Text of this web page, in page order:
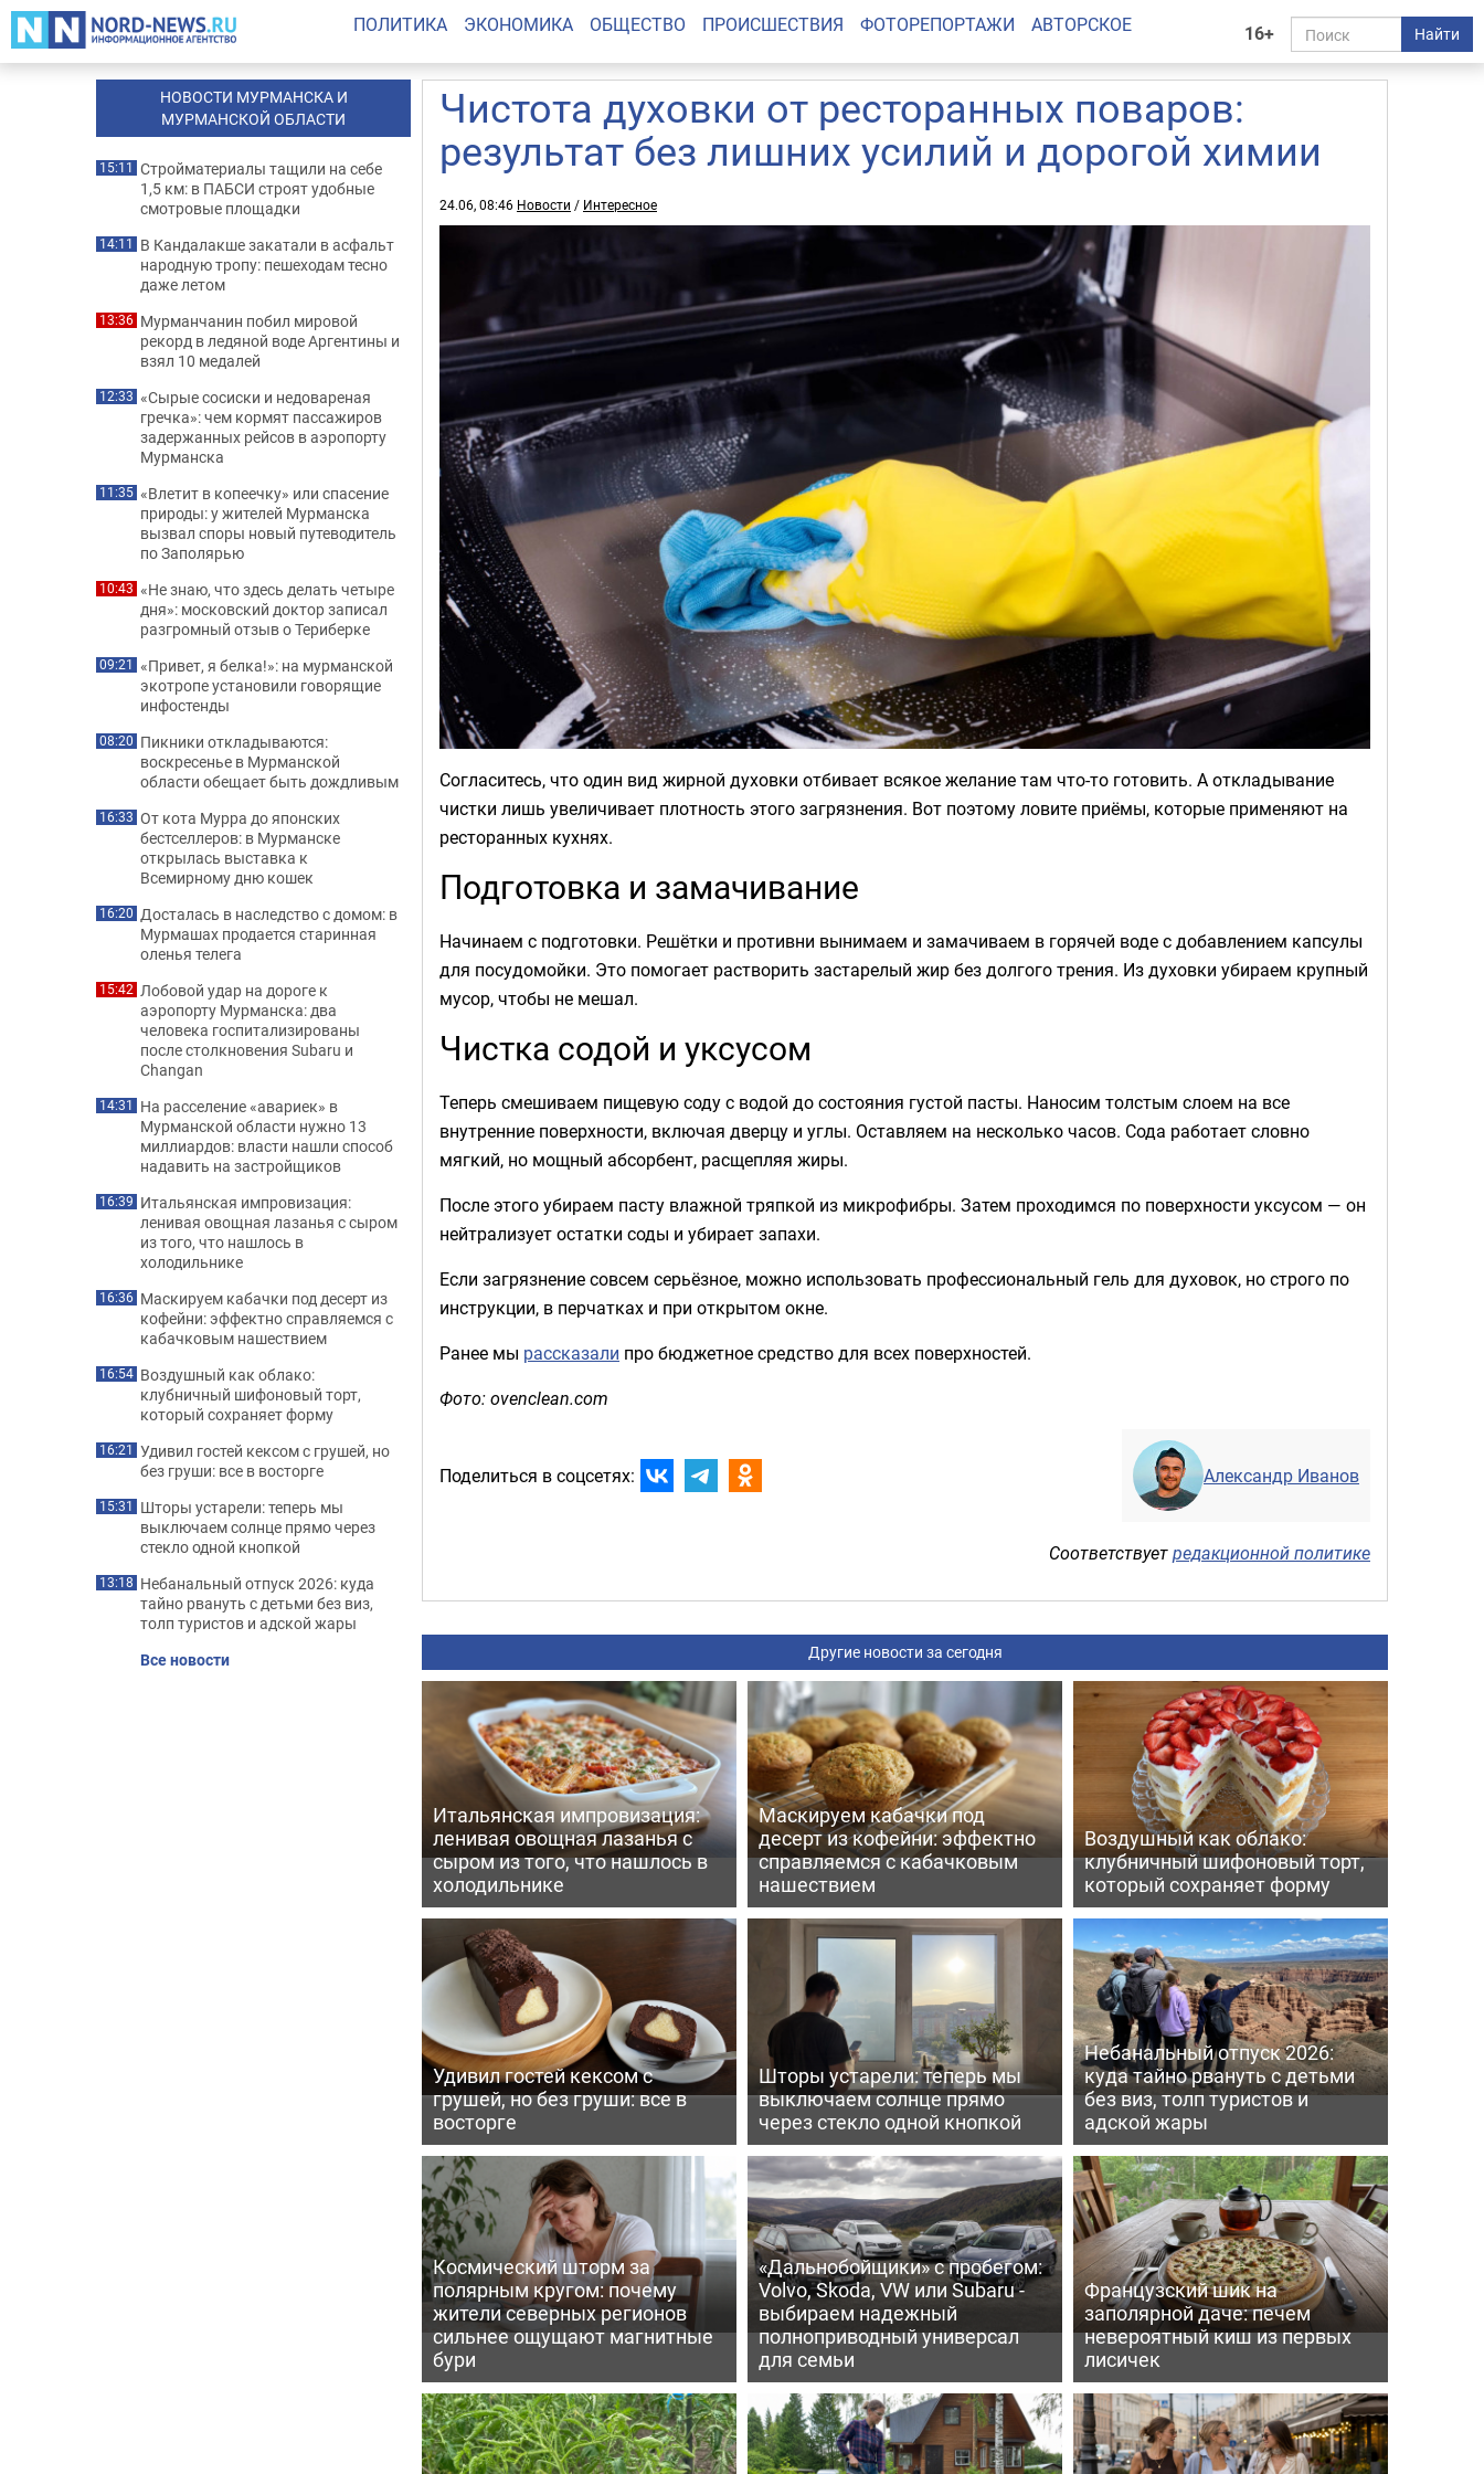
16+ Найти
ПОЛИТИКА ЭКОНОМИКА ОБЩЕСТВО ПРОИСШЕСТВИЯ ФОТОРЕПОРТАЖИ АВТОРСКОЕ
Чистота духовки от ресторанных поваров:
результат без лишних усилий и дорогой химии
24.06, 08:46 Новости / Интересное
Согласитесь, что один вид жирной духовки отбивает всякое желание там что-то готовить. А откладывание
чистки лишь увеличивает плотность этого загрязнения. Вот поэтому ловите приёмы, которые применяют на
ресторанных кухнях.
Подготовка и замачивание
Начинаем с подготовки. Решётки и противни вынимаем и замачиваем в горячей воде с добавлением капсулы
для посудомойки. Это помогает растворить застарелый жир без долгого трения. Из духовки убираем крупный
мусор, чтобы не мешал.
Чистка содой и уксусом
Теперь смешиваем пищевую соду с водой до состояния густой пасты. Наносим толстым слоем на все
внутренние поверхности, включая дверцу и углы. Оставляем на несколько часов. Сода работает словно
мягкий, но мощный абсорбент, расщепляя жиры.
После этого убираем пасту влажной тряпкой из микрофибры. Затем проходимся по поверхности уксусом — он
нейтрализует остатки соды и убирает запахи.
Если загрязнение совсем серьёзное, можно использовать профессиональный гель для духовок, но строго по
инструкции, в перчатках и при открытом окне.
Ранее мы рассказали про бюджетное средство для всех поверхностей.
Фото: ovenclean.com
Поделиться в соцсетях: Александр Иванов
Соответствуетредакционной политике
Другие новости за сегодня
Итальянская импровизация:
ленивая овощная лазанья с
сыром из того, что нашлось в
холодильнике
Маскируем кабачки под
десерт из кофейни: эффектно
справляемся с кабачковым
нашествием
Воздушный как облако:
клубничный шифоновый торт,
который сохраняет форму
Удивил гостей кексом с
грушей, но без груши: все в
восторге
Шторы устарели: теперь мы
выключаем солнце прямо
через стекло одной кнопкой
Небанальный отпуск 2026:
куда тайно рвануть с детьми
без виз, толп туристов и
адской жары
Космический шторм за
полярным кругом: почему
жители северных регионов
сильнее ощущают магнитные
бури
«Дальнобойщики» с пробегом:
Volvo, Skoda, VW или Subaru -
выбираем надежный
полноприводный универсал
для семьи
Французский шик на
заполярной даче: печем
невероятный киш из первых
лисичек
НОВОСТИ МУРМАНСКА И
МУРМАНСКОЙ ОБЛАСТИ
15:11 Стройматериалы тащили на себе
1,5 км: в ПАБСИ строят удобные
смотровые площадки
14:11 В Кандалакше закатали в асфальт
народную тропу: пешеходам тесно
даже летом
13:36 Мурманчанин побил мировой
рекорд в ледяной воде Аргентины и
взял 10 медалей
12:33 «Сырые сосиски и недовареная
гречка»: чем кормят пассажиров
задержанных рейсов в аэропорту
Мурманска
11:35 «Влетит в копеечку» или спасение
природы: у жителей Мурманска
вызвал споры новый путеводитель
по Заполярью
10:43 «Не знаю, что здесь делать четыре
дня»: московский доктор записал
разгромный отзыв о Териберке
09:21 «Привет, я белка!»: на мурманской
экотропе установили говорящие
инфостенды
08:20 Пикники откладываются:
воскресенье в Мурманской
области обещает быть дождливым
16:33 От кота Мурра до японских
бестселлеров: в Мурманске
открылась выставка к
Всемирному дню кошек
16:20 Досталась в наследство с домом: в
Мурмашах продается старинная
оленья телега
15:42 Лобовой удар на дороге к
аэропорту Мурманска: два
человека госпитализированы
после столкновения Subaru и
Changan
14:31 На расселение «авариек» в
Мурманской области нужно 13
миллиардов: власти нашли способ
надавить на застройщиков
16:39 Итальянская импровизация:
ленивая овощная лазанья с сыром
из того, что нашлось в
холодильнике
16:36 Маскируем кабачки под десерт из
кофейни: эффектно справляемся с
кабачковым нашествием
16:54 Воздушный как облако:
клубничный шифоновый торт,
который сохраняет форму
16:21 Удивил гостей кексом с грушей, но
без груши: все в восторге
15:31 Шторы устарели: теперь мы
выключаем солнце прямо через
стекло одной кнопкой
13:18 Небанальный отпуск 2026: куда
тайно рвануть с детьми без виз,
толп туристов и адской жары
Все новости